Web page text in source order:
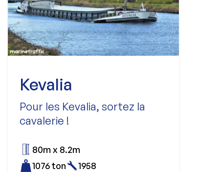
Kevalia
Pour les Kevalia, sortez la
cavalerie !
80m x 8.2m
1076 ton
1958